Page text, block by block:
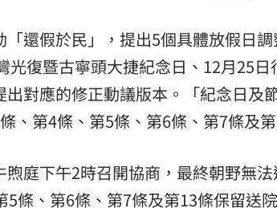
「還假於民」，提出5個具體放假日
光復暨古寧頭大捷紀念日、12月25
對應的修正動議版本。「紀念日及
、第4條、第5條、第6條、第7條及
煦庭下午2時召開協商，最終朝野無
5條、第6條、第7條及第13條保留送